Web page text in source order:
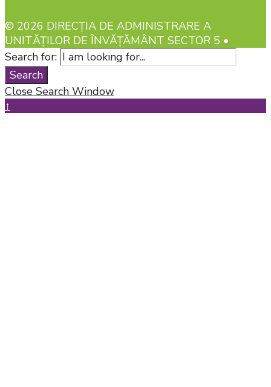
© 2026 DIRECȚIA DE ADMINISTRARE A
UNITĂȚILOR DE ÎNVĂȚĂMÂNT SECTOR 5 •
Search for:
Search
Close Search Window
↑